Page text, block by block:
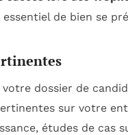
essentiel de bien se
dossier de
sur votre
études de cas